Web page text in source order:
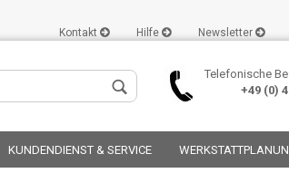
Kontakt Hilfe Newsletter
Telefonische
+49 (0)
KUNDENDIENST & SERVICE